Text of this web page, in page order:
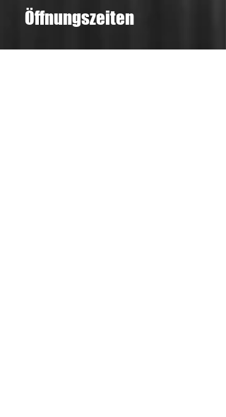
Öffnungszeiten
Mo. - Fr.: